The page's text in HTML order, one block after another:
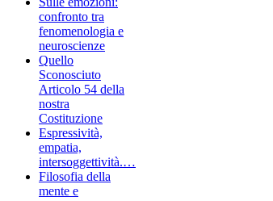
confronto tra
fenomenologia e
neuroscienze
Quello
Sconosciuto
Articolo 54 della
nostra
Costituzione
Espressività,
empatia,
intersoggettività.…
Filosofia della
mente e